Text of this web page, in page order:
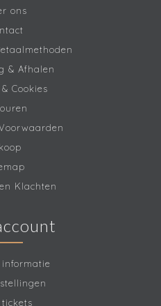
ons
& Afhalen
Cookies
Klachten
informatie